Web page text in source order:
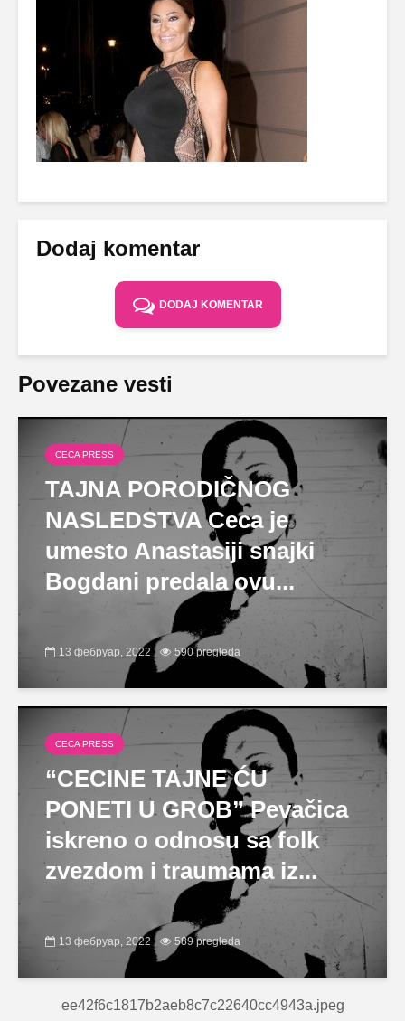
Dodaj komentar
DODAJ KOMENTAR
Povezane vesti
CECA PRESS
TAJNA PORODIČNOG
NASLEDSTVA Ceca je
umesto Anastasiji snajki
Bogdani predala ovu...
13 фебруар, 2022 590 pregleda
CECA PRESS
“CECINE TAJNE ĆU
PONETI U GROB” Pevačica
iskreno o odnosu sa folk
zvezdom i traumama iz...
13 фебруар, 2022 589 pregleda
ee42f6c1817b2aeb8c7c22640cc4943a.jpeg